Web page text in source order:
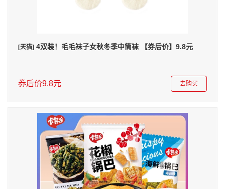
[天猫] 4双装！毛毛袜子女秋冬季中筒袜 【券后价】9.8元
券后价9.8元 去购买